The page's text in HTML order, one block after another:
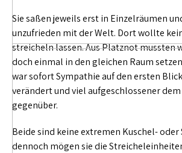
Sie saßen jeweils erst in Einzelräumen
unzufrieden mit der Welt. Dort wollte
streicheln lassen. Aus Platznot mussten
doch einmal in den gleichen Raum
war sofort Sympathie auf den ersten
verändert und viel aufgeschlossener
gegenüber.
Beide sind keine extremen Kuschel-
dennoch mögen sie die